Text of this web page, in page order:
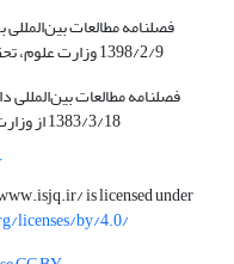
1398/2/9 وزارت علوم، تحقیقات و فناوری، یک نشریه علمی است
1383/3/18 از وزارت فرهنگ و ارشاد اسلامی است
is licensed under
licenses/by/4.0/